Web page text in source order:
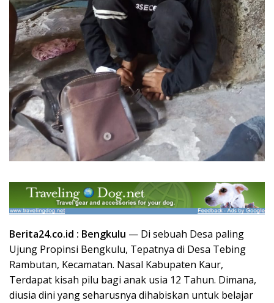
Berita24.co.id : Bengkulu — Di sebuah Desa paling
Ujung Propinsi Bengkulu, Tepatnya di Desa Tebing
Rambutan, Kecamatan. Nasal Kabupaten Kaur,
Terdapat kisah pilu bagi anak usia 12 Tahun. Dimana,
diusia dini yang seharusnya dihabiskan untuk belajar